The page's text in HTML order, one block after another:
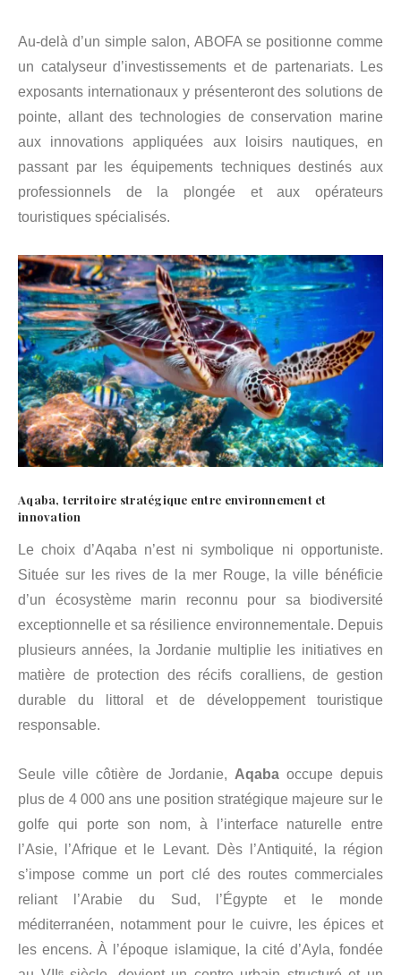
Au-delà d’un simple salon, ABOFA se positionne comme
un catalyseur d’investissements et de partenariats. Les
exposants internationaux y présenteront des solutions de
pointe, allant des technologies de conservation marine
aux innovations appliquées aux loisirs nautiques, en
passant par les équipements techniques destinés aux
professionnels de la plongée et aux opérateurs
touristiques spécialisés.
Aqaba, territoire stratégique entre environnement et
innovation
Le choix d’Aqaba n’est ni symbolique ni opportuniste.
Située sur les rives de la mer Rouge, la ville bénéficie
d’un écosystème marin reconnu pour sa biodiversité
exceptionnelle et sa résilience environnementale. Depuis
plusieurs années, la Jordanie multiplie les initiatives en
matière de protection des récifs coralliens, de gestion
durable du littoral et de développement touristique
responsable.
Seule ville côtière de Jordanie, Aqaba occupe depuis
plus de 4 000 ans une position stratégique majeure sur le
golfe qui porte son nom, à l’interface naturelle entre
l’Asie, l’Afrique et le Levant. Dès l’Antiquité, la région
s’impose comme un port clé des routes commerciales
reliant l’Arabie du Sud, l’Égypte et le monde
méditerranéen, notamment pour le cuivre, les épices et
les encens. À l’époque islamique, la cité d’Ayla, fondée